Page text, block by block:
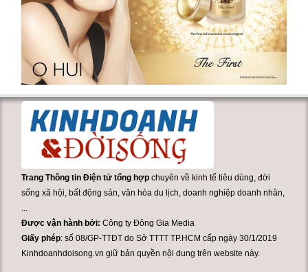
Trang Thông tin Điện tử tổng hợp chuyên về kinh tế tiêu dùng, đời
sống xã hội, bất động sản, văn hóa du lịch, doanh nghiệp doanh nhân,
Được vận hành bởi:Công ty Đông Gia Media
Giấy phép: số 08/GP-TTĐT do Sở TTTT TP.HCM cấp ngày 30/1/2019
Kinhdoanhdoisong.vn giữ bản quyền nội dung trên website này.